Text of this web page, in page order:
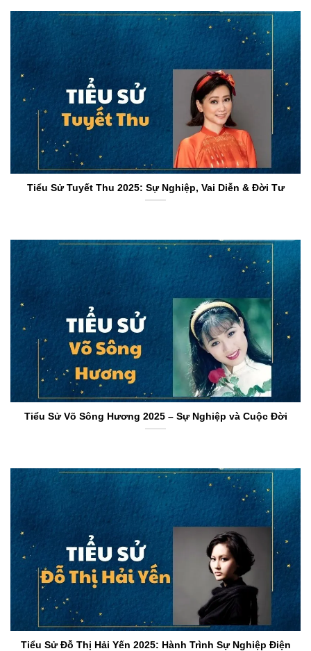
Tiểu Sử Tuyết Thu 2025: Sự Nghiệp, Vai Diễn & Đời Tư
Tiểu Sử Võ Sông Hương 2025 – Sự Nghiệp và Cuộc Đời
Tiểu Sử Đỗ Thị Hải Yến 2025: Hành Trình Sự Nghiệp Điện